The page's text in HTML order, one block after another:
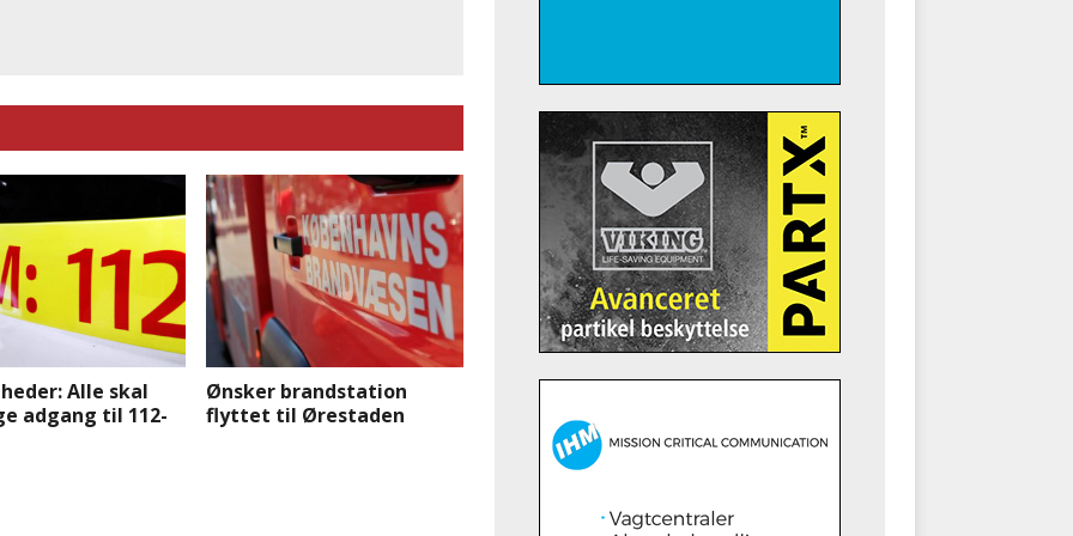
Alle skal
adgang til 112-
Ønsker brandstation
flyttet til Ørestaden